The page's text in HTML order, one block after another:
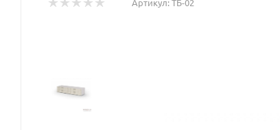
Артикул:ТБ-02